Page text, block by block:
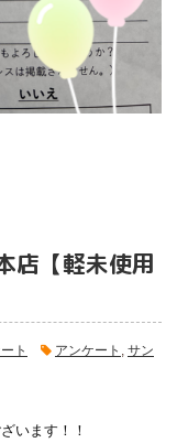
店【軽未使用
ト アンケート
サン
います！！